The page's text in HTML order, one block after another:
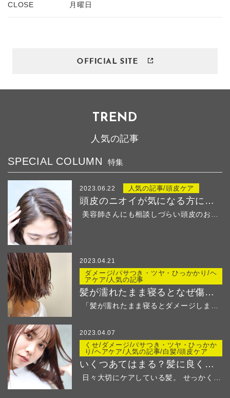
CLOSE 月曜日
TREND
人気の記事
SPECIAL COLUMN 特集
2023.06.22 人気の記事/頭皮ケア
頭皮のニオイが気になる方におすすめ！
美容師さんにも相談しづらい頭皮のお悩み・・・ &...
2023.04.21
ダメージ/パサつき・ツヤ・ひっかかり/ヘ
アケア/人気の記事
髪が濡れたまま寝るとなぜ傷む？
2023.04.07
くせ/ダメージ/パサつき・ツヤ・ひっかか
り/ヘアケア/人気の記事/白髪/頭皮ケア
いくつあてはまる？髪に良くないことリストでチェック
日々大切にケアしている髪。 せっかくの綺麗な髪...